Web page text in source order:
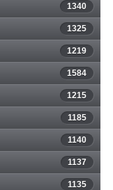
1340
1325
1219
1584
1215
1185
1140
1137
1135